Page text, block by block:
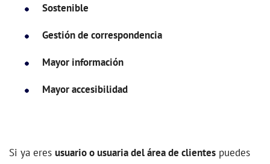
Sostenible
Gestión de correspondencia
Mayor información
Mayor accesibilidad
Si ya eres usuario o usuaria del área de clientes puedes